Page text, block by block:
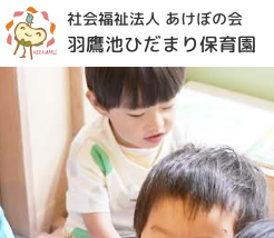
社会福祉法人 あけぼの会
羽鷹池ひだまり保育園